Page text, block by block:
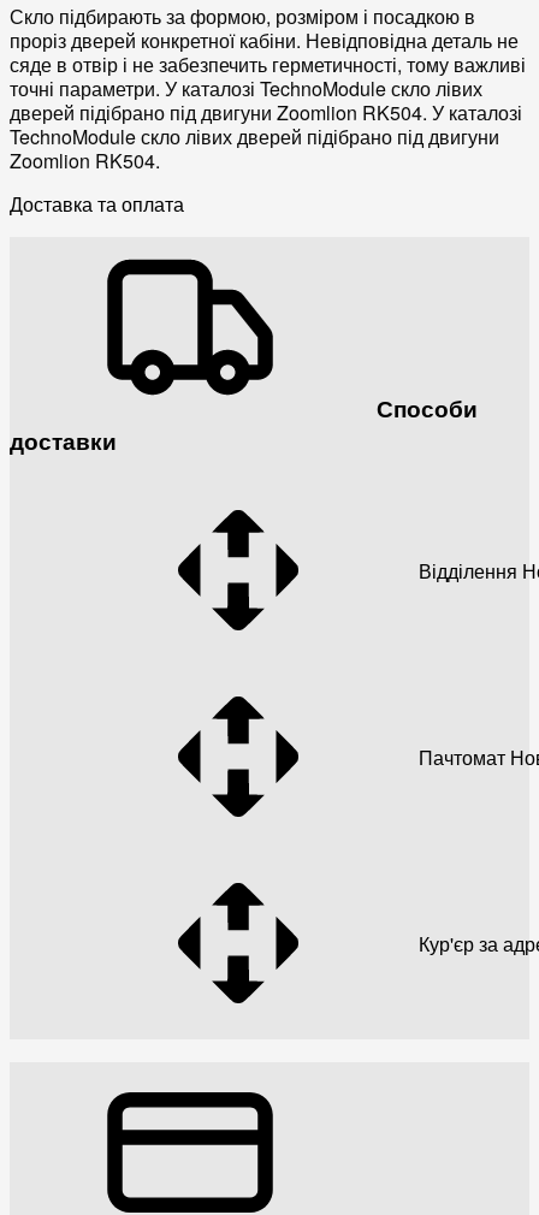
Скло підбирають за формою, розміром і посадкою в
проріз дверей конкретної кабіни. Невідповідна деталь не
сяде в отвір і не забезпечить герметичності, тому важливі
точні параметри. У каталозі TechnoModule скло лівих
дверей підібрано під двигуни Zoomlion RK504. У каталозі
TechnoModule скло лівих дверей підібрано під двигуни
Zoomlion RK504.
Доставка та оплата
Способи
доставки
Відділення
Пачтомат
Кур'єр за